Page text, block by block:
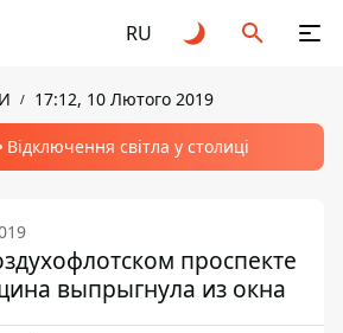
RU
17:12, 10 Лютого 2019
Відключення світла у столиці
проспекте
выпрыгнула из окна